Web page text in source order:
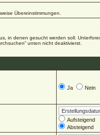
Übereinstimmungen.
in denen gesucht werden soll.
unten nicht deaktivierst.
Ja Nein
Aufsteigend
Absteigend